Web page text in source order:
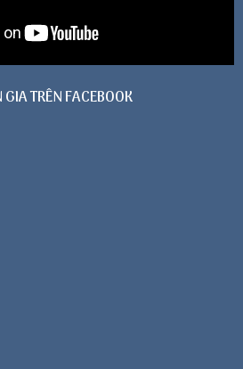
TRÊN FACEBOOK